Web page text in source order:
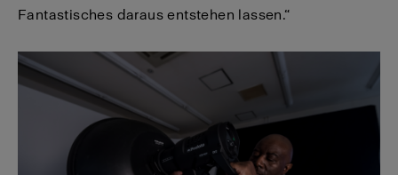
Fantastisches daraus entstehen lassen.“